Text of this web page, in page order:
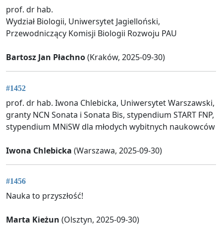
prof. dr hab.
Wydział Biologii, Uniwersytet Jagielloński,
Przewodniczący Komisji Biologii Rozwoju PAU
Bartosz Jan Płachno(Kraków, 2025-09-30)
#1452
prof. dr hab. Iwona Chlebicka, Uniwersytet Warszawski,
granty NCN Sonata i Sonata Bis, stypendium START FNP,
stypendium MNiSW dla młodych wybitnych naukowców
Iwona Chlebicka (Warszawa, 2025-09-30)
#1456
Nauka to przyszłość!
Marta Kieżun (Olsztyn, 2025-09-30)